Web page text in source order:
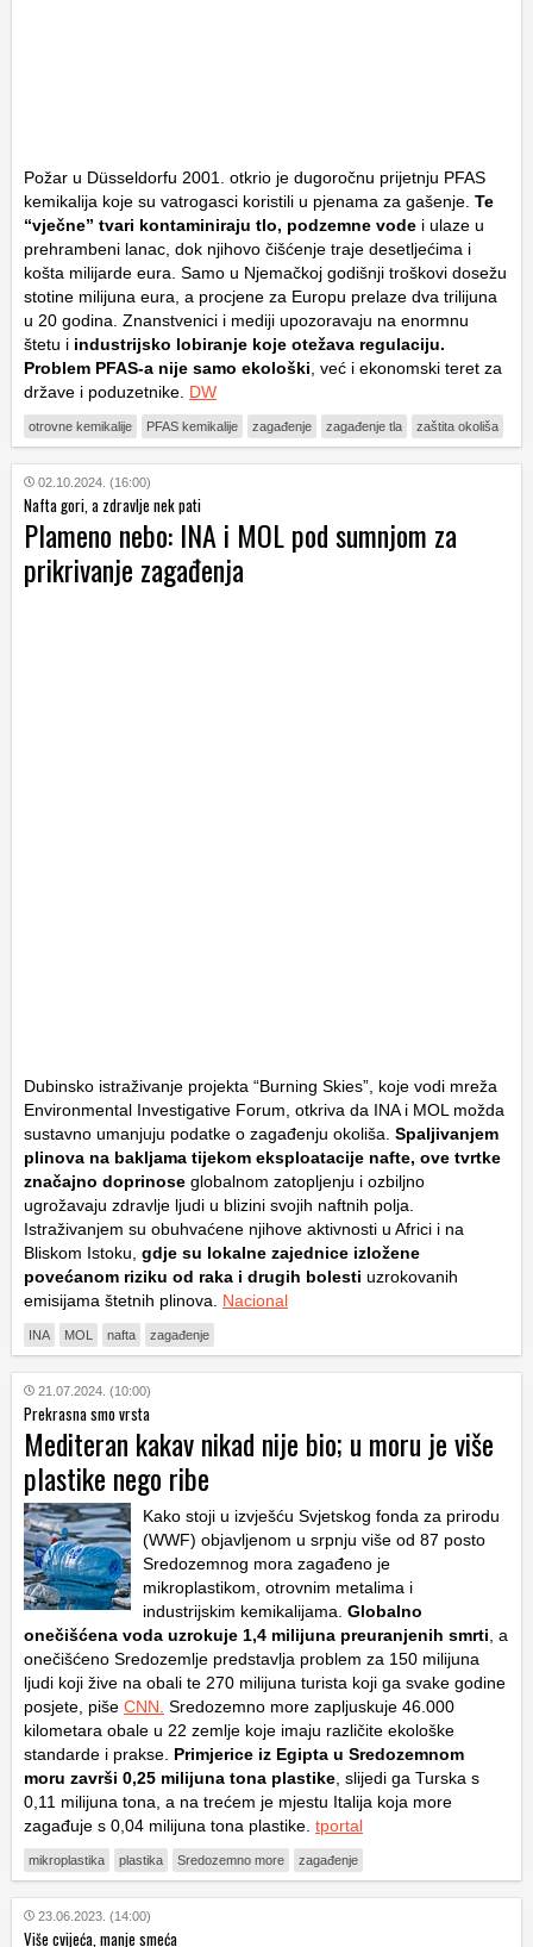
Požar u Düsseldorfu 2001. otkrio je dugoročnu prijetnju PFAS
kemikalija koje su vatrogasci koristili u pjenama za gašenje. Te
“vječne” tvari kontaminiraju tlo, podzemne vode i ulaze u
prehrambeni lanac, dok njihovo čišćenje traje desetljećima i
košta milijarde eura. Samo u Njemačkoj godišnji troškovi dosežu
stotine milijuna eura, a procjene za Europu prelaze dva trilijuna
u 20 godina. Znanstvenici i mediji upozoravaju na enormnu
štetu i industrijsko lobiranje koje otežava regulaciju.
Problem PFAS-a nije samo ekološki , već i ekonomski teret za
države i poduzetnike. DW
otrovne kemikalije PFAS kemikalije zagađenje zagađenje tla zaštita okoliša
02.10.2024. (16:00)
Nafta gori, a zdravlje nek pati
Plameno nebo: INA i MOL pod sumnjom za
prikrivanje zagađenja
Dubinsko istraživanje projekta “Burning Skies”, koje vodi mreža
Environmental Investigative Forum, otkriva da INA i MOL možda
sustavno umanjuju podatke o zagađenju okoliša. Spaljivanjem
plinova na bakljama tijekom eksploatacije nafte, ove tvrtke
značajno doprinose globalnom zatopljenju i ozbiljno
ugrožavaju zdravlje ljudi u blizini svojih naftnih polja.
Istraživanjem su obuhvaćene njihove aktivnosti u Africi i na
Bliskom Istoku, gdje su lokalne zajednice izložene
povećanom riziku od raka i drugih bolesti uzrokovanih
emisijama štetnih plinova. Nacional
INA MOL nafta zagađenje
21.07.2024. (10:00)
Prekrasna smo vrsta
Mediteran kakav nikad nije bio; u moru je više
plastike nego ribe
Kako stoji u izvješću Svjetskog fonda za prirodu
(WWF) objavljenom u srpnju više od 87 posto
Sredozemnog mora zagađeno je
mikroplastikom, otrovnim metalima i
industrijskim kemikalijama. Globalno
onečišćena voda uzrokuje 1,4 milijuna preuranjenih smrti , a
onečišćeno Sredozemlje predstavlja problem za 150 milijuna
ljudi koji žive na obali te 270 milijuna turista koji ga svake godine
posjete, piše CNN. Sredozemno more zapljuskuje 46.000
kilometara obale u 22 zemlje koje imaju različite ekološke
standarde i prakse. Primjerice iz Egipta u Sredozemnom
moru završi 0,25 milijuna tona plastike , slijedi ga Turska s
0,11 milijuna tona, a na trećem je mjestu Italija koja more
zagađuje s 0,04 milijuna tona plastike. tportal
mikroplastika plastika Sredozemno more zagađenje
23.06.2023. (14:00)
Više cvijeća, manje smeća